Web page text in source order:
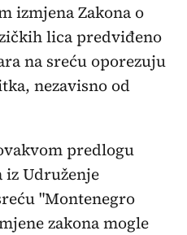
izmjena Zakona o
lica predviđeno
na sreću oporezuju
nezavisno od
predlogu
Udruženje
"Montenegro
zakona mogle